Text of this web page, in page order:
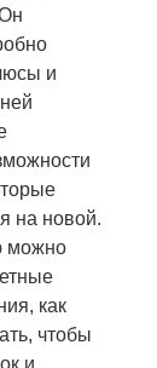
и
на новой.
можно
как
чтобы
и